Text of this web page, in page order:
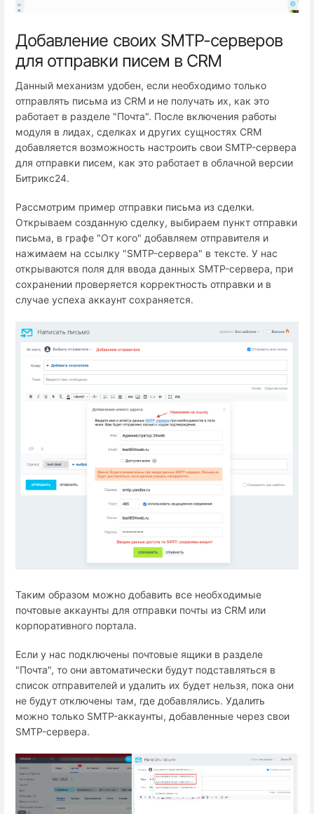
Добавление своих SMTP-серверов
для отправки писем в CRM
Данный механизм удобен, если необходимо только
отправлять письма из CRM и не получать их, как это
работает в разделе "Почта". После включения работы
модуля в лидах, сделках и других сущностях CRM
добавляется возможность настроить свои SMTP-сервера
для отправки писем, как это работает в облачной версии
Битрикс24.
Рассмотрим пример отправки письма из сделки.
Открываем созданную сделку, выбираем пункт отправки
письма, в графе "От кого" добавляем отправителя и
нажимаем на ссылку "SMTP-сервера" в тексте. У нас
открываются поля для ввода данных SMTP-сервера, при
сохранении проверяется корректность отправки и в
случае успеха аккаунт сохраняется.
Таким образом можно добавить все необходимые
почтовые аккаунты для отправки почты из CRM или
корпоративного портала.
Если у нас подключены почтовые ящики в разделе
"Почта", то они автоматически будут подставляться в
список отправителей и удалить их будет нельзя, пока они
не будут отключены там, где добавлялись. Удалить
можно только SMTP-аккаунты, добавленные через свои
SMTP-сервера.